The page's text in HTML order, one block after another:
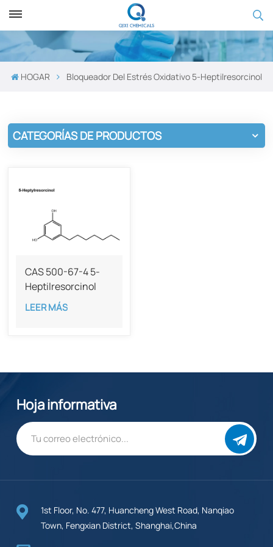
HOGAR Bloqueador Del Estrés Oxidativo 5-Heptilresorcinol
CATEGORÍAS DE PRODUCTOS
CAS 500-67-4 5-
Heptilresorcinol
con 99 % de pureza
LEER MÁS
Hoja informativa
1st Floor, No. 477, Huancheng West Road, Nanqiao
Town, Fengxian District, Shanghai,China